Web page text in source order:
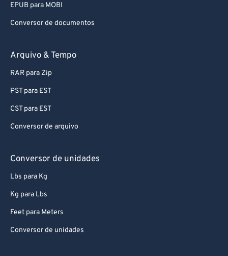
EPUB para MOBI
Conversor de documentos
Arquivo & Tempo
RAR para Zip
PST para EST
CST para EST
Conversor de arquivo
Conversor de unidades
Lbs para Kg
Kg para Lbs
Feet para Meters
Conversor de unidades